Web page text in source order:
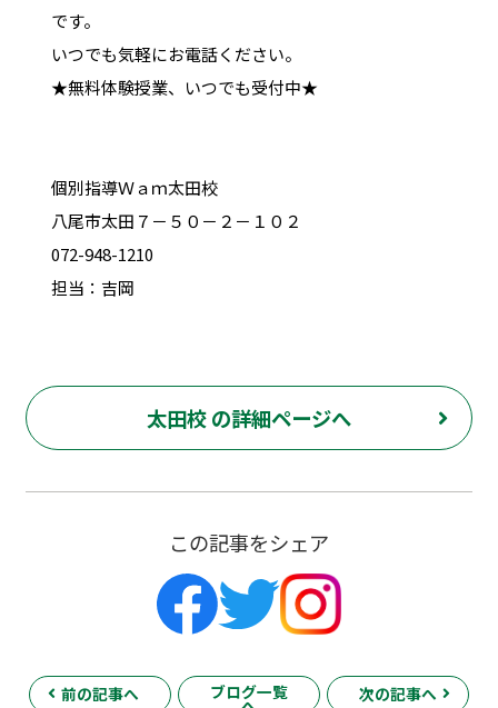
です。
いつでも気軽にお電話ください。
★無料体験授業、いつでも受付中★
個別指導Ｗａｍ太田校
八尾市太田７－５０－２－１０２
072-948-1210
担当：吉岡
太田校 の詳細ページへ
この記事をシェア
前の記事へ ブログ一覧 次の記事へ